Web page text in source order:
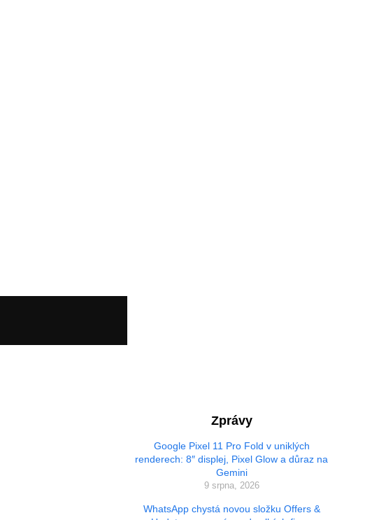
Zprávy
Google Pixel 11 Pro Fold v uniklých
renderech: 8″ displej, Pixel Glow a důraz na
Gemini
9 srpna, 2026
WhatsApp chystá novou složku Offers &